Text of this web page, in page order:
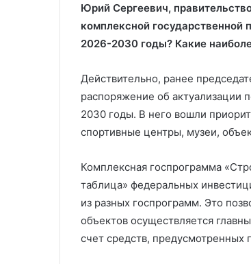
Юрий Сергеевич,
комплексной
2026-2030 годы? Какие
Действительно, ранее
распоряжение об актуализации
2030 годы. В него вошли
спортивные центры, музеи,
Комплексная госпрограмма
таблица» федеральных
из разных госпрограмм. Это
объектов осуществляется
счет средств, предусмотренных